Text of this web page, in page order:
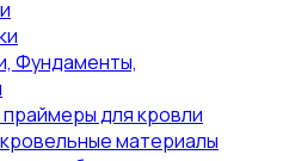
Фундаменты,
для кровли
материалы